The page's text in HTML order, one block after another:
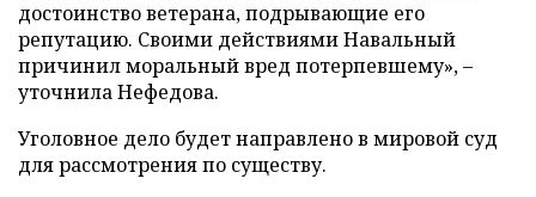
достоинство ветерана, подрывающие его
репутацию. Своими действиями Навальный
причинил моральный вред потерпевшему», –
уточнила Нефедова.
Уголовное дело будет направлено в мировой суд
для рассмотрения по существу.